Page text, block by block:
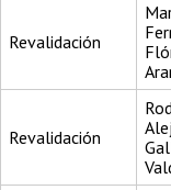
Revalidación
Revalidación